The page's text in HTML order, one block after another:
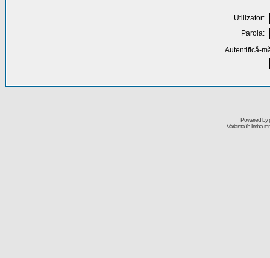
Utilizator:
Parola:
Autentifică-
Powered by
Varianta în limba